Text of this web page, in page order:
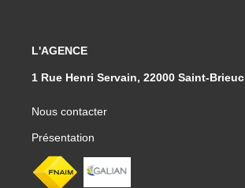
L'AGENCE
1 Rue Henri Servain, 22000 Saint-Brieuc
Nous contacter
Présentation